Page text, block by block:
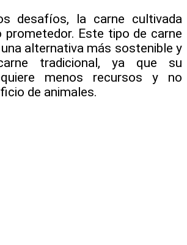
desafíos, la carne cultivada
prometedor. Este tipo de carne
alternativa más sostenible y
tradicional, ya que su
menos recursos y no
de animales.